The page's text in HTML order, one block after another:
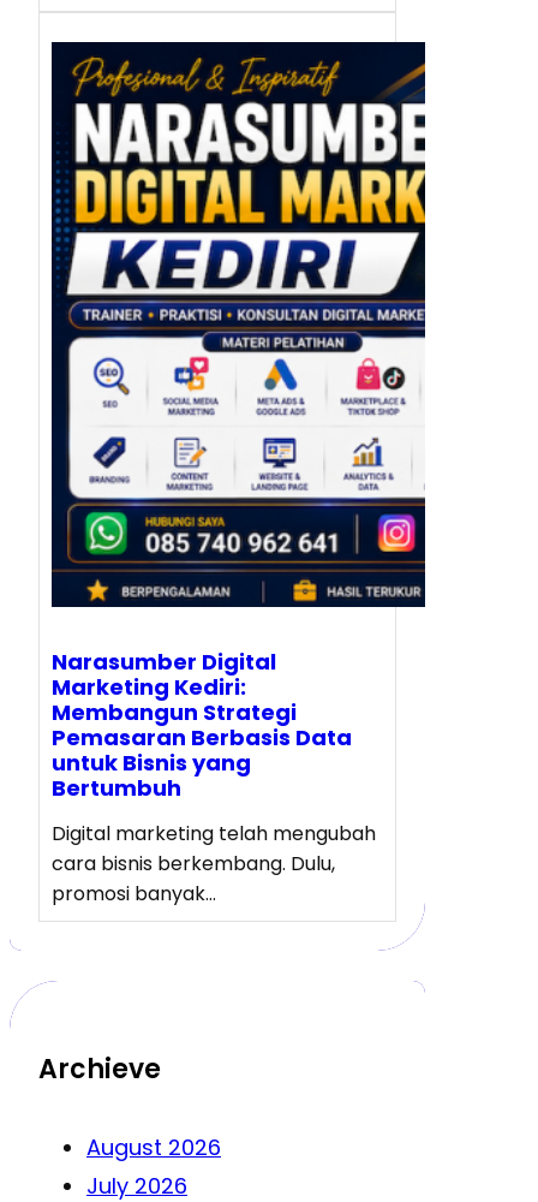
Narasumber Digital
Marketing Kediri:
Membangun Strategi
Pemasaran Berbasis Data
untuk Bisnis yang
Bertumbuh
Digital marketing telah mengubah
cara bisnis berkembang. Dulu,
promosi banyak…
Archieve
August 2026
July 2026